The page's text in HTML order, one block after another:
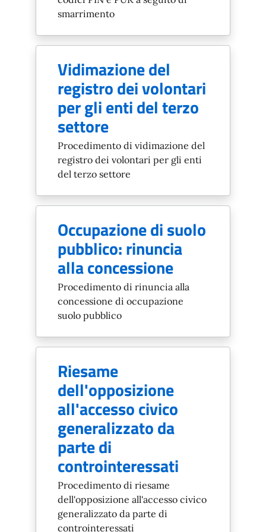
smarrimento
Vidimazione del
registro dei volontari
per gli enti del terzo
settore
Procedimento di vidimazione del
registro dei volontari per gli enti
del terzo settore
Occupazione di suolo
pubblico: rinuncia
alla concessione
Procedimento di rinuncia alla
concessione di occupazione
suolo pubblico
Riesame
dell'opposizione
all'accesso civico
generalizzato da
parte di
controinteressati
Procedimento di riesame
dell'opposizione all'accesso civico
generalizzato da parte di
controinteressati